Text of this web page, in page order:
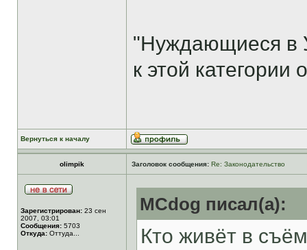
"Нуждающиеся в
к этой категории
Вернуться к началу
olimpik Заголовок сообщения: Re: Законодательство
Зарегистрирован: 23 сен
2007, 03:01
Сообщения: 5703
Откуда: Оттуда...
MCdog писал(а):
Кто живёт в